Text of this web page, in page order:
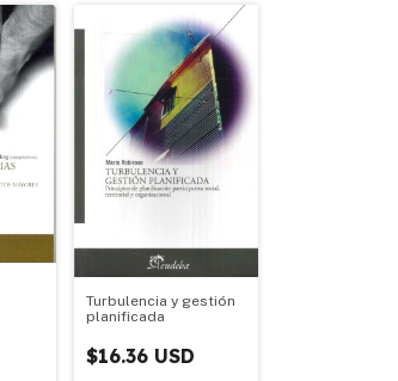
Turbulencia y gestión
planificada
$16.36 USD